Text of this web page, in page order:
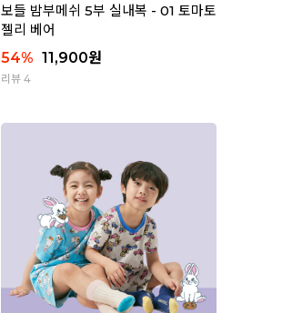
보들 밤부메쉬 5부 실내복 - 01 토마토
젤리 베어
54% 11,900원
리뷰 4